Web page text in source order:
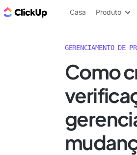
ClickUp Blogue
Casa Produto
GERENCIAMENTO DE
Como